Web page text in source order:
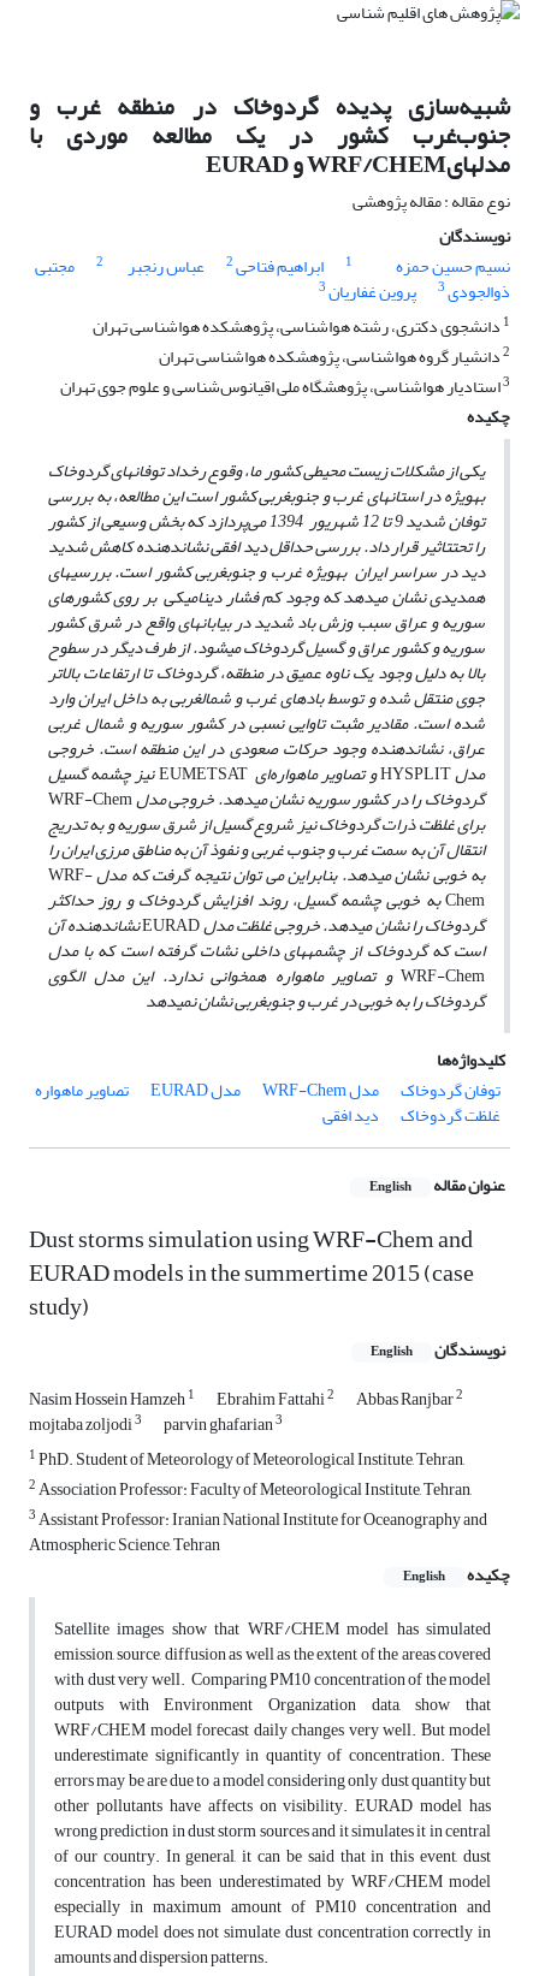
شبیه‌سازی پدیده گردوخاک در منطقه غرب و
جنوب‌غرب کشور در یک مطالعه موردی با
مدلهایWRF/CHEM و EURAD
نوع مقاله : مقاله پژوهشی
نویسندگان
نسیم حسین حمزه
1 ابراهیم فتاحی2 عباس رنجبر 2 مجتبی
ذوالجودی3 پروین غفاریان3
1 دانشجوی دکتری، رشته هواشناسی، پژوهشکده هواشناسی تهران
2دانشیار گروه هواشناسی، پژوهشکده هواشناسی تهران
3استادیار هواشناسی، پژوهشگاه ملی اقیانوس‌شناسی و علوم جوی تهران
چکیده
یکی از مشکلات زیست محیطی کشور ما، وقوع رخداد توفانهای گردوخاک
بهویژه در استانهای غرب و جنوب­غربی کشور است این مطالعه، به بررسی
توفان شدید 9 تا 12 شهریور 1394 می‌پردازد که بخش وسیعی از کشور
را تحت­تاثیر قرار داد. بررسی حداقل دید افقی نشان­دهنده کاهش شدید
دید در سراسر ایران به­ویژه غرب و جنوب­غربی کشور است. بررسی­های
همدیدی نشان می­دهد که وجودکم فشار دینامیکی بر روی کشورهای
سوریه و عراق سبب وزش باد شدید در بیابانهای واقع در شرق کشور
سوریه و کشور عراق و گسیل گردوخاک می­شود. از طرف دیگر در سطوح
بالا به دلیل وجود یک ناوه عمیق در منطقه، گردوخاک تا ارتفاعات بالاتر
جوی منتقل شده و توسط بادهای غرب و شمال­غربی به داخل ایران وارد
شده است. مقادیر مثبت تاوایی نسبی در کشور سوریه و شمال غربی
عراق، نشاندهنده وجود حرکات صعودی در این منطقه است. خروجی
مدلHYSPLITو تصاویر ماهواره‌ایEUMETSATنیز چشمه گسیل
گردوخاک را در کشور سوریه نشان می­دهد.خروجی مدلWRF-Chem
برای غلظت ذرات گردوخاک نیز شروع گسیل از شرق سوریه و به تدریج
انتقال آن به سمت غرب و جنوب غربی و نفوذ آن به مناطق مرزی ایران را
به خوبی نشان می­دهد. بنابراین می توان نتیجه گرفت که مدلWRF-
Chemبه خوبی چشمه گسیل، روند افزایش گردوخاک و روز حداکثر
گردوخاک را نشان می­دهد. خروجی غلظت مدلEURADنشاندهنده آن
است که گردوخاک از چشمه­های داخلی نشات گرفته است که با مدل
WRF-Chem و تصاویر ماهواره همخوانی ندارد. این مدل الگوی
گردوخاک را به خوبی در غرب و جنوب­غربی نشان نمی­دهد
کلیدواژه‌ها
توفان گردوخاک
مدل WRF-Chem مدل EURAD تصاویر ماهواره
غلظت گردوخاک دید افقی
عنوان مقاله English
Dust storms simulation using WRF-Chem and
EURAD models in the summertime 2015 (case
study)
نویسندگان English
Nasim Hossein Hamzeh1 Ebrahim Fattahi2 Abbas Ranjbar2
mojtaba zoljodi3 parvin ghafarian3
1PhD. Student of Meteorology of Meteorological Institute, Tehran,
2Association Professor: Faculty of Meteorological Institute, Tehran,
3Assistant Professor: Iranian National Institute for Oceanography and
Atmospheric Science, Tehran
چکیده
English
Satellite images show that WRF/CHEM model has simulated
emission, source, diffusion as well as the extent of the areas covered
with dust very well. Comparing PM10 concentration of the model
outputs with Environment Organization data, show that
WRF/CHEM model forecast daily changes very well. But model
underestimate significantly in quantity of concentration. These
errors may be are due to a model considering only dust quantity but
other pollutants have affects on visibility. EURAD model has
wrong prediction in dust storm sources and it simulates it in central
of our country. In general, it can be said that in this event, dust
concentration has been underestimated by WRF/CHEM model
especially in maximum amount of PM10 concentration and
EURAD model does not simulate dust concentration correctly in
amounts and dispersion patterns.